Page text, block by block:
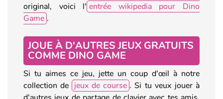
original, voici l' entrée wikipedia pour Dino
Game .
JOUE À D'AUTRES JEUX GRATUITS
COMME DINO GAME
Si tu aimes ce jeu, jette un coup d'œil à notre
collection de jeux de course . Si tu veux jouer à